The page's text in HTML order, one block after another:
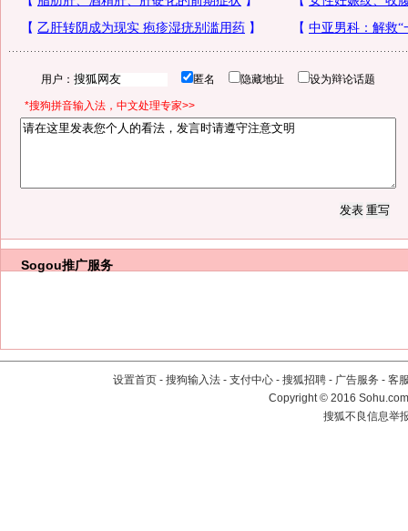
用户： 匿名 隐藏地址 设为辩论话题
*搜狗拼音输入法，中文处理专家>>
Sogou推广服务
设置首页 - 搜狗输入法 - 支付中心 - 搜狐招聘 - 广告服务 - 客
Copyright©2016
搜狐不良信息举